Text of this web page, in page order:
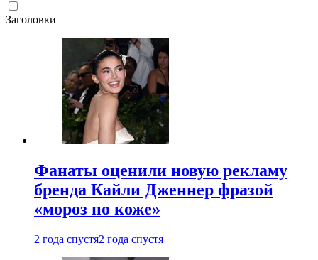
Заголовки
Фанаты оценили новую рекламу
бренда Кайли Дженнер фразой
«мороз по коже»
2 года спустя2 года спустя